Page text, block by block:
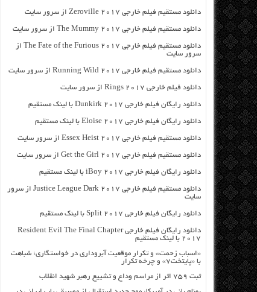
دانلود مستقیم فیلم خارجی Zeroville 2017 از سرور سایت
دانلود مستقیم فیلم خارجی The Mummy 2017 از سرور سایت
دانلود مستقیم فیلم خارجی The Fate of the Furious 2017 از
سرور سایت
دانلود مستقیم فیلم خارجی Running Wild 2017 از سرور سایت
دانلود فیلم خارجی Rings 2017 از سرور سایت
دانلود رایگان فیلم خارجی Dunkirk 2017 با لینک مستقیم
دانلود رایگان فیلم خارجی Eloise 2017 با لینک مستقیم
دانلود مستقیم فیلم خارجی Essex Heist 2017 از سرور سایت
دانلود مستقیم فیلم خارجی Get the Girl 2017 از سرور سایت
دانلود رایگان فیلم خارجی iBoy 2017 با لینک مستقیم
دانلود مستقیم فیلم خارجی Justice League Dark 2017 از سرور
سایت
دانلود رایگان فیلم خارجی Split 2017 با لینک مستقیم
دانلود رایگان فیلم خارجی Resident Evil The Final Chapter
2017 با لینک مستقیم
«اسباب زحمت» و تکرار موقعیت آبروداری در خواستگاری؛ شباهت
با «پایتخت۷» و چرخه تکرار
ثبت ۷۵۹ اثر از مراسم وداع و تشییع رهبر شهید انقلاب